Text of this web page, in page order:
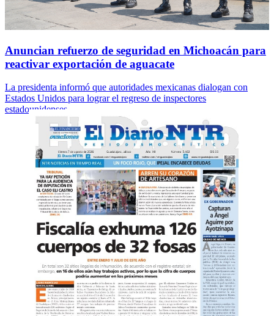
Anuncian refuerzo de seguridad en Michoacán para
reactivar exportación de aguacate
La presidenta informó que autoridades mexicanas dialogan con
Estados Unidos para lograr el regreso de inspectores
estadounidenses